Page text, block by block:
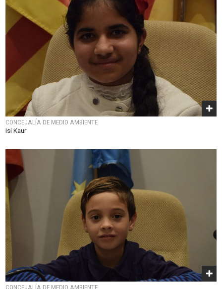
CONCEJALÍA DE MEDIO AMBIENTE
Isi Kaur
CONCEJALÍA DE MEDIO AMBIENTE